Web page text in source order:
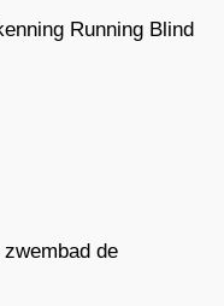
Running Blind
de